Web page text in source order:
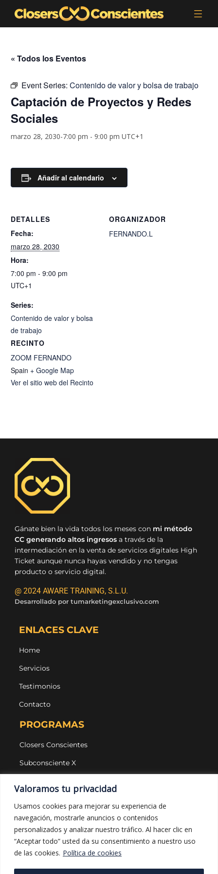
Valoramos tu privacidad
Usamos cookies para mejorar su experiencia de
navegación, mostrarle anuncios o contenidos
personalizados y analizar nuestro tráfico. Al hacer clic en
“Aceptar todo” usted da su consentimiento a nuestro uso
de las cookies. Política de cookies
« Todos los Eventos
Event Series:Contenido de valor y bolsa de trabajo
Captación de Proyectos y Redes
Sociales
marzo 28, 2030-7:00 pm -9:00 pm UTC+1
Añadir al calendario
DETALLES
Fecha:
marzo 28, 2030
Hora:
7:00 pm - 9:00 pm
UTC+1
Series:
Contenido de valor y bolsa
de trabajo
RECINTO
ZOOM FERNANDO
Spain + Google Map
Ver el sitio web del Recinto
ORGANIZADOR
FERNANDO.L
Gánate bien la vida todos los meses con mi método
CC generando altos ingresos a través de la
intermediación en la venta de servicios digitales High
Ticket aunque nunca hayas vendido y no tengas
producto o servicio digital.
@ 2024 AWARE TRAINING, S.L.U.
Desarrollado por tumarketingexclusivo.com
ENLACES CLAVE
Home
Servicios
Testimonios
Contacto
PROGRAMAS
Closers Conscientes
Subconsciente X
LEGAL Y PROTECCIÓN
Aviso legal
Política de privacidad
Política de cookies